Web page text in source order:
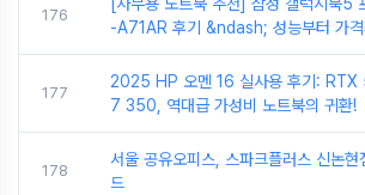
176
-A71AR 후기 &ndash; 성능부터 가격
177
2025 HP 오멘 16 실사용 후기: RTX
7 350, 역대급 가성비 노트북의 귀환!
178
서울 공유오피스, 스파크플러스 신논현
드